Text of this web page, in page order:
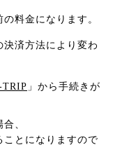
料金になります。
決済方法により変わ
TRIP 」から手続きが
、
とになりますので